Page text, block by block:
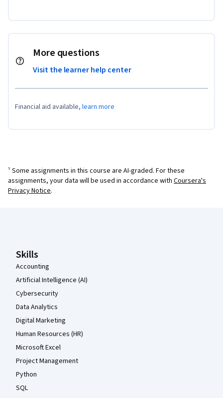
More questions
Visit the learner help center
Financial aid available, learn more
¹ Some assignments in this course are AI-graded. For these
assignments, your data will be used in accordance with Coursera's
Privacy Notice.
Skills
Accounting
Artificial Intelligence (AI)
Cybersecurity
Data Analytics
Digital Marketing
Human Resources (HR)
Microsoft Excel
Project Management
Python
SQL